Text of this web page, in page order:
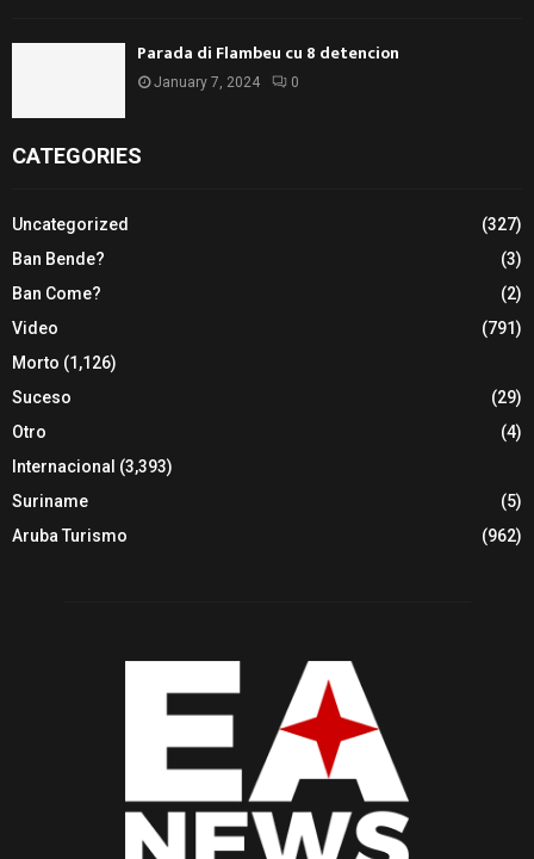
Parada di Flambeu cu 8 detencion
January 7, 2024 0
CATEGORIES
Uncategorized
(327)
Ban Bende?
(3)
Ban Come?
(2)
Video
(791)
Morto (1,126)
Suceso
(29)
Otro
(4)
Internacional (3,393)
Suriname
(5)
Aruba Turismo
(962)